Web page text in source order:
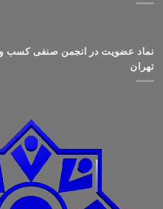
نماد عضویت در انجمن صنفی کسب و
تهران